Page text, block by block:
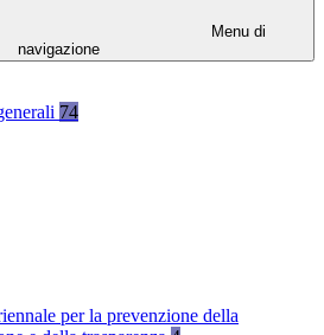
Menu di
navigazione
74
per la prevenzione della